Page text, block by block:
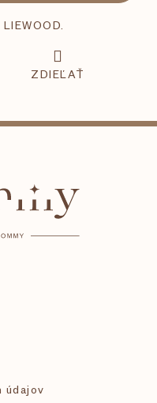
ZDIEĽAŤ
údajov